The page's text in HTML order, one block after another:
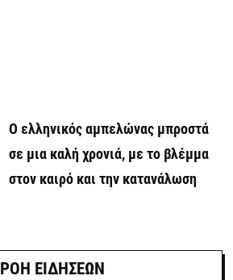
Ο ελληνικός αμπελώνας μπροστά
σε μια καλή χρονιά, με το βλέμμα
στον καιρό και την κατανάλωση
ΡΟΗ ΕΙΔΗΣΕΩΝ